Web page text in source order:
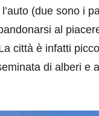
(due sono i
al
città è infatti
di alberi e